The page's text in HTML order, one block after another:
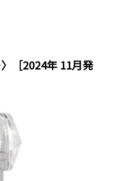
［2024年 11月発